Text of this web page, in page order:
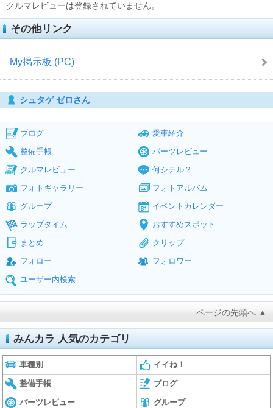
クルマレビューは登録されていません。
その他リンク
My掲示板 (PC)
シュタゲ ゼロさん
ブログ
愛車紹介
整備手帳
パーツレビュー
クルマレビュー
何シテル？
フォトギャラリー
フォトアルバム
グループ
イベントカレンダー
ラップタイム
おすすめスポット
まとめ
クリップ
フォロー
フォロワー
ユーザー内検索
ページの先頭へ ▲
みんカラ 人気のカテゴリ
車種別 イイね！
整備手帳 ブログ
パーツレビュー グループ